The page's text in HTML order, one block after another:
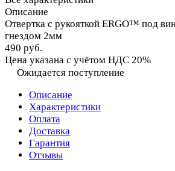
Описание
Отвертка с рукояткой ERGO™ под
гнездом 2мм
490 руб.
Цена указана с учётом НДС 20%
Ожидается поступление
Описание
Характеристики
Оплата
Доставка
Гарантия
Отзывы